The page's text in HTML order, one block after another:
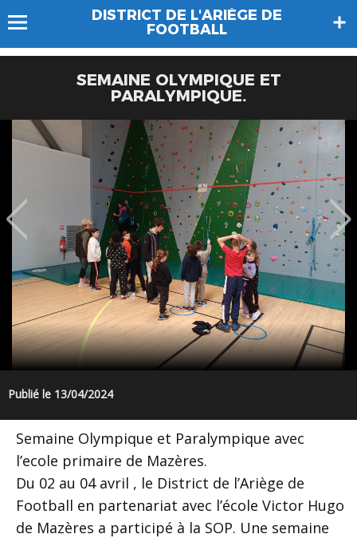
DISTRICT DE L'ARIÈGE DE
FOOTBALL
SEMAINE OLYMPIQUE ET
PARALYMPIQUE.
Publié le 13/04/2024
Semaine Olympique et Paralympique avec
l’ecole primaire de Mazères.
Du 02 au 04 avril , le District de l’Ariège de
Football en partenariat avec l’école Victor Hugo
de Mazères a participé à la SOP. Une semaine